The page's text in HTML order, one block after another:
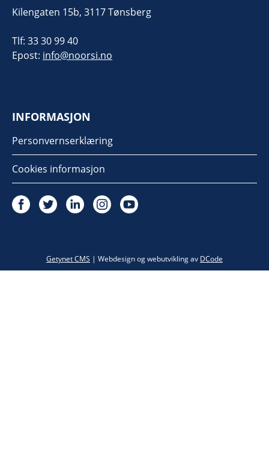
Kilengaten 15b, 3117 Tønsberg
Tlf: 33 30 99 40
Epost: info@noorsi.no
INFORMASJON
Personvernserklæring
Cookies informasjon
Getynet CMS | Webdesign og webutvikling av DCode